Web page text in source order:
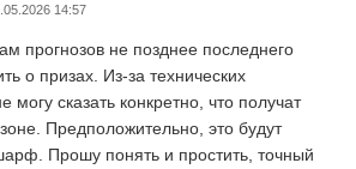
14:57
прогнозов не позднее последнего
о призах. Из-за технических
могу сказать конкретно, что получат
Предположительно, это будут
Прошу понять и простить, точный